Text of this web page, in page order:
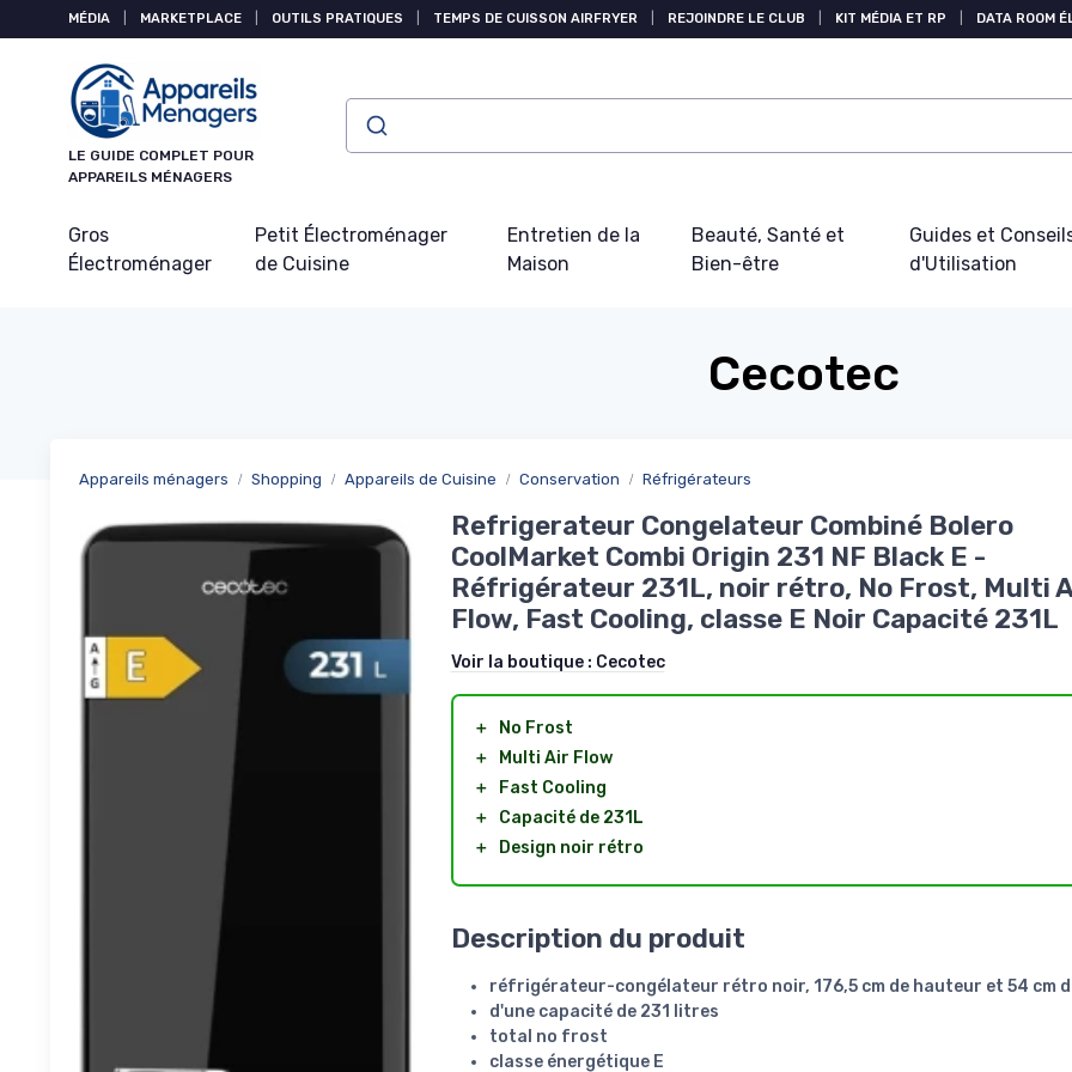
MÉDIA MARKETPLACE OUTILS PRATIQUES TEMPS DE CUISSON AIRFRYER REJOINDRE LE CLUB KIT MÉDIA ET RP DATA ROOM
LE GUIDE COMPLET POUR
APPAREILS MÉNAGERS
Gros
Électroménager
Petit Électroménager
de Cuisine
Entretien de la
Maison
Beauté, Santé et
Bien-être
Guides et
d'Utilisation
Cecotec
Appareils ménagers Shopping Appareils de Cuisine Conservation Réfrigérateurs
Refrigerateur Congelateur Combiné Bolero
CoolMarket Combi Origin 231 NF Black E -
Réfrigérateur 231L, noir rétro, No Frost, Multi
Flow, Fast Cooling, classe E Noir Capacité 231L
Voir la boutique : Cecotec
＋
No Frost
＋
Multi Air Flow
＋
Fast Cooling
＋
Capacité de 231L
＋
Design noir rétro
Description du produit
réfrigérateur-congélateur rétro noir, 176,5 cm de hauteur et 54 cm
d'une capacité de 231 litres
total no frost
classe énergétique E
Panneau de gestion des cookies